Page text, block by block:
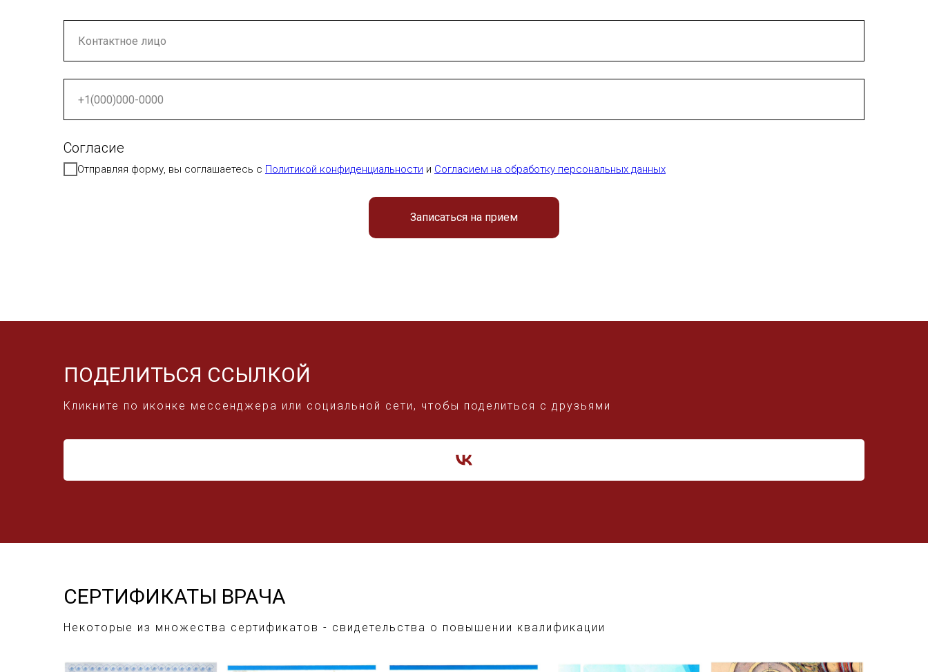
Согласие
Отправляя форму, вы соглашаетесь с Политикой конфиденциальности и Согласием на обработку персональных данных
Записаться на прием
ПОДЕЛИТЬСЯ ССЫЛКОЙ
Кликните по иконке мессенджера или социальной сети, чтобы поделиться с друзьями
СЕРТИФИКАТЫ ВРАЧА
Некоторые из множества сертификатов - свидетельства о повышении квалификации